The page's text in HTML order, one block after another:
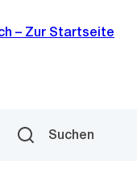
Suchen